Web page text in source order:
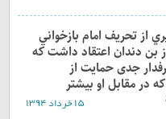
از تحريف امام بازخواني
بن دندان اعتقاد داشت که
جدی حمایت از
مقابل او بيشتر
۱۵ خرداد ۱۳۹۴